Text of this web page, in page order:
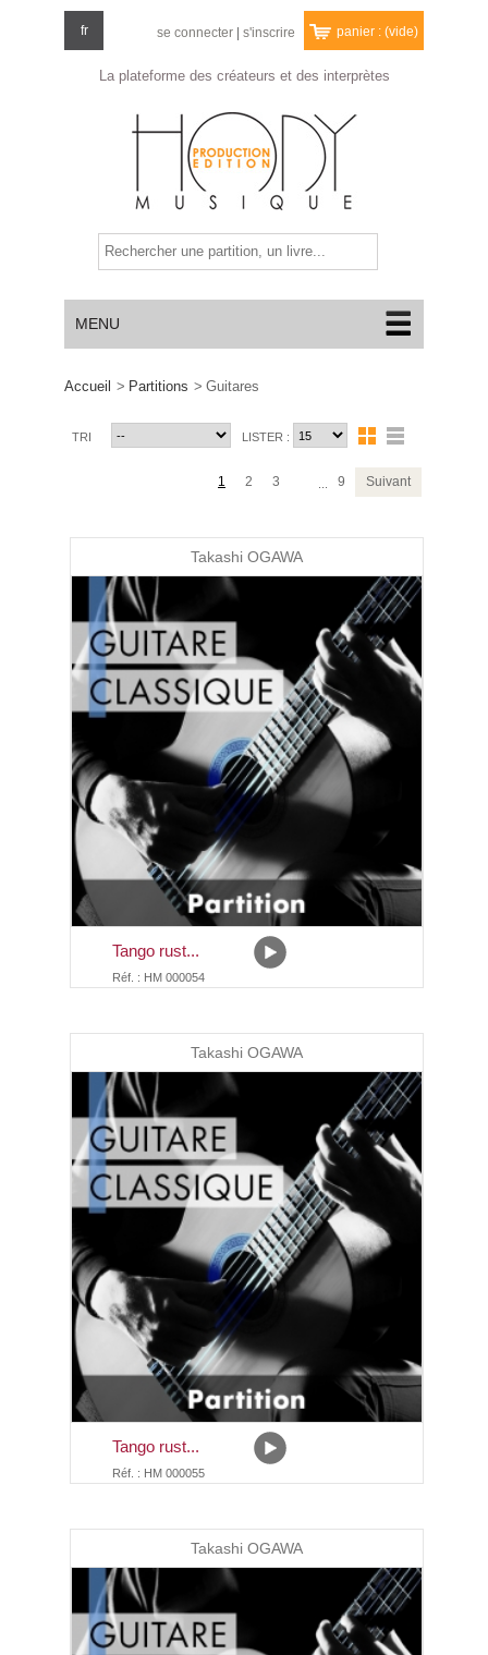
La plateforme des créateurs et des interprètes
fr se connecter s'inscrire panier : (vide)
MENU
Accueil > Partitions > Guitares
TRI LISTER :
1 2 3 9 Suivant
Takashi OGAWA
Tango rust...
Réf. : HM 000054
Takashi OGAWA
Tango rust...
Réf. : HM 000055
Takashi OGAWA